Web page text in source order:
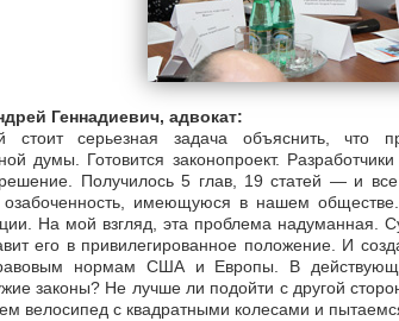
Геннадиевич, адвокат:
стоит серьезная задача объяснить, что
думы. Готовится законопроект.
Получилось 5 глав, 19 статей — и
имеющуюся в нашем
На мой взгляд, эта проблема надуманная.
его в привилегированное положение. И
нормам США и Европы. В
законы? Не лучше ли подойти с другой
велосипед с квадратными колесами и